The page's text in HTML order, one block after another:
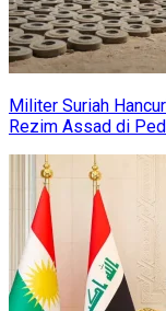
Militer Suriah
Rezim Assad di